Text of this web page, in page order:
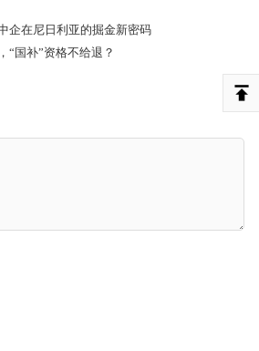
企在尼日利亚的掘金新密码
“国补”资格不给退？